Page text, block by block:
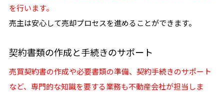
を行います。
売主は安心して売却プロセスを進めることができます。
契約書類の作成と手続きのサポート
売買契約書の作成や必要書類の準備、契約手続きのサポート
など、専門的な知識を要する業務も不動産会社が担当しま